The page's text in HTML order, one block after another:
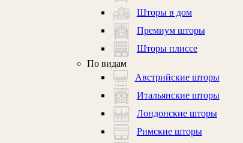
Шторы в дом
Премиум шторы
Шторы плиссе
По видам
Австрийские шторы
Итальянские шторы
Лондонские шторы
Римские шторы